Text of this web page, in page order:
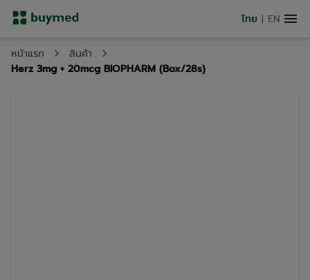
ไทย | EN
หน้าแรก
สินค้า
Herz 3mg + 20mcg BIOPHARM (Box/28s)